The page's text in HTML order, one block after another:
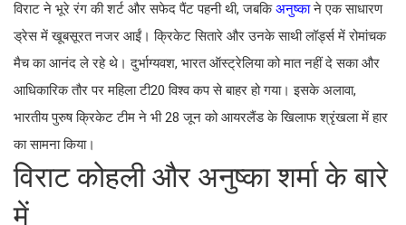
विराट ने भूरे रंग की शर्ट और सफेद पैंट पहनी थी, जबकिअनुष्काने एक साधारण
ड्रेस में खूबसूरत नजर आईं। क्रिकेट सितारे और उनके साथी लॉर्ड्स में रोमांचक
मैच का आनंद ले रहे थे। दुर्भाग्यवश, भारत ऑस्ट्रेलिया को मात नहीं दे सका और
आधिकारिक तौर पर महिला टी20 विश्व कप से बाहर हो गया। इसके अलावा,
भारतीय पुरुष क्रिकेट टीम ने भी 28 जून को आयरलैंड के खिलाफ श्रृंखला में हार
का सामना किया।
विराट कोहली और अनुष्का शर्मा के बारे
में